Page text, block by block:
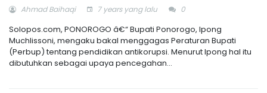
Ahmad Baihaqi 7 years yang lalu 0
Solopos.com, PONOROGO â€“ Bupati Ponorogo, Ipong
Muchlissoni, mengaku bakal menggagas Peraturan Bupati
(Perbup) tentang pendidikan antikorupsi. Menurut Ipong hal itu
dibutuhkan sebagai upaya pencegahan...